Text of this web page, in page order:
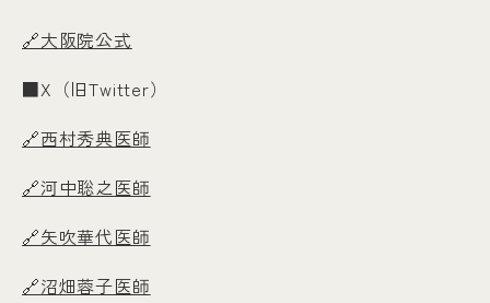
🔗大阪院公式
■X（旧Twitter）
🔗西村秀典医師
🔗河中聡之医師
🔗矢吹華代医師
🔗沼畑蓉子医師